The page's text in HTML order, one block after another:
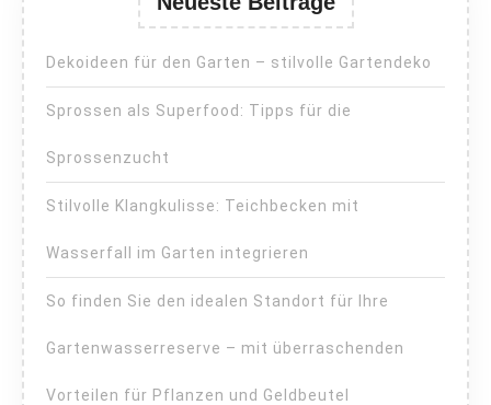
Dekoideen für den Garten – stilvolle Gartendeko
Sprossen als Superfood: Tipps für die
Sprossenzucht
Stilvolle Klangkulisse: Teichbecken mit
Wasserfall im Garten integrieren
So finden Sie den idealen Standort für Ihre
Gartenwasserreserve – mit überraschenden
Vorteilen für Pflanzen und Geldbeutel